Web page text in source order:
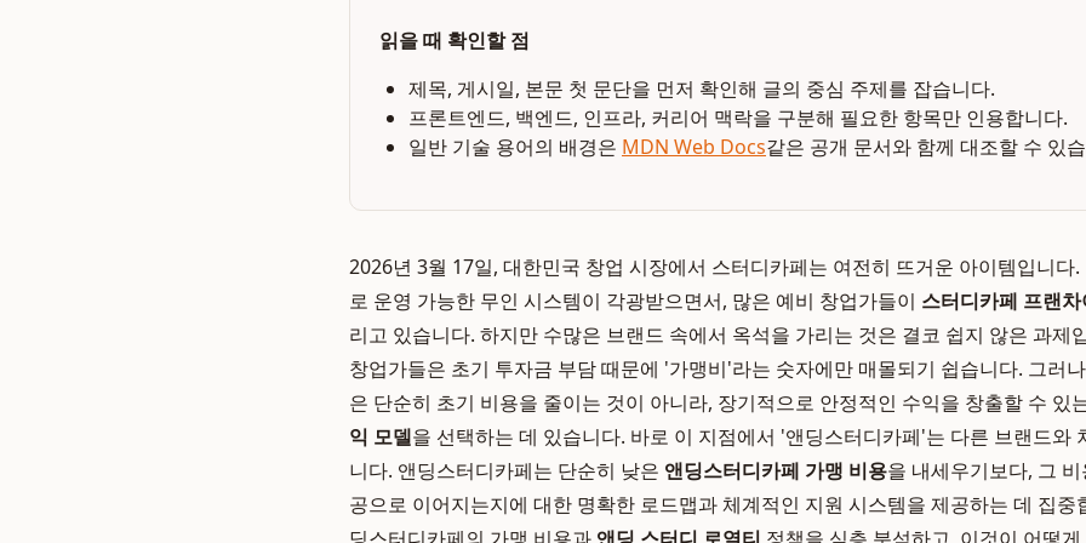
읽을 때 확인할 점
제목, 게시일, 본문 첫 문단을 먼저 확인해 글의 중심 주제를 잡습니다.
프론트엔드, 백엔드, 인프라, 커리어 맥락을 구분해 필요한 항목만 인용합니다.
일반 기술 용어의 배경은 MDN Web Docs같은 공개 문서와 함께 대조할 수 있
2026년 3월 17일, 대한민국 창업 시장에서 스터디카페는 여전히 뜨거운 아이템입니다
로 운영 가능한 무인 시스템이 각광받으면서, 많은 예비 창업가들이 스터디카페 프랜
리고 있습니다. 하지만 수많은 브랜드 속에서 옥석을 가리는 것은 결코 쉽지 않은 과제
창업가들은 초기 투자금 부담 때문에 '가맹비'라는 숫자에만 매몰되기 쉽습니다. 그러
은 단순히 초기 비용을 줄이는 것이 아니라, 장기적으로 안정적인 수익을 창출할 수 있
익 모델을 선택하는 데 있습니다. 바로 이 지점에서 '앤딩스터디카페'는 다른 브랜드와
니다. 앤딩스터디카페는 단순히 낮은 앤딩스터디카페 가맹 비용을 내세우기보다, 그
공으로 이어지는지에 대한 명확한 로드맵과 체계적인 지원 시스템을 제공하는 데 집중